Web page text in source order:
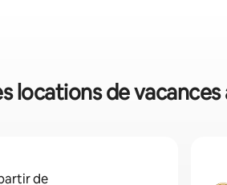
locations de
de